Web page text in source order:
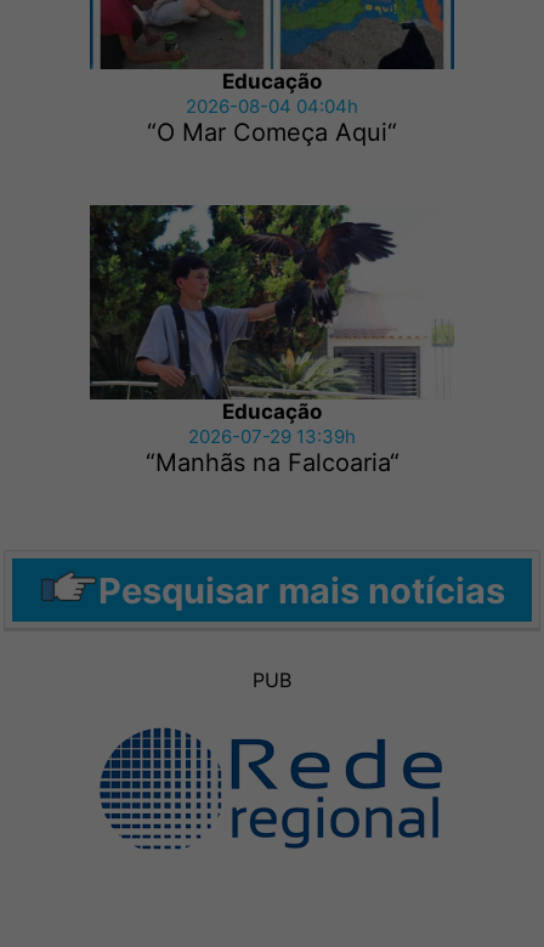
Educação
2026-08-04 04:04h
“O Mar Começa Aqui“
Educação
2026-07-29 13:39h
“Manhãs na Falcoaria“
Pesquisar mais notícias
PUB